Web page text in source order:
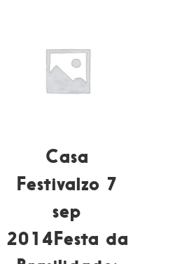
Casa
Festivalzo 7
sep
2014Festa da